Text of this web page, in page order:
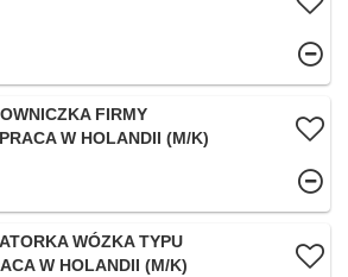
FIRMY
W HOLANDII (M/K)
WÓZKA TYPU
W HOLANDII (M/K)